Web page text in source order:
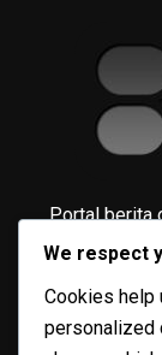
Portal berita
seputar
We respect
Cookies help
personalized